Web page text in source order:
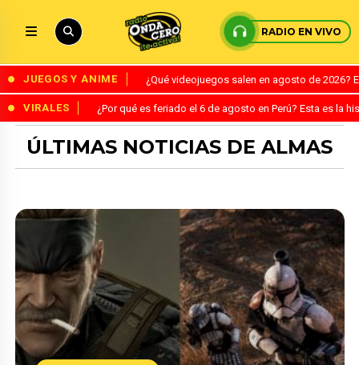
RADIO EN VIVO
JUEGOS Y ANIME ¿Qué videojuegos salen en agosto de
VIRALES ¿Por qué es feriado el 6 de agosto en Perú? Esta es la
ÚLTIMAS NOTICIAS DE ALMAS